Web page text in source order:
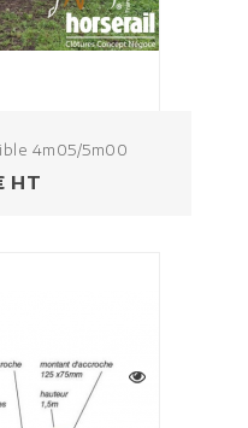
4m05/5m00
HT